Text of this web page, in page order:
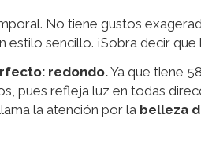
No tiene gustos
estilo sencillo. ¡Sobra decir
redondo.Ya que tiene
pues refleja luz en todas
la atención por labelleza